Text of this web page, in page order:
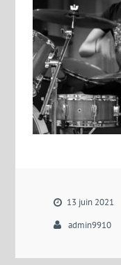
13 juin 2021
admin9910